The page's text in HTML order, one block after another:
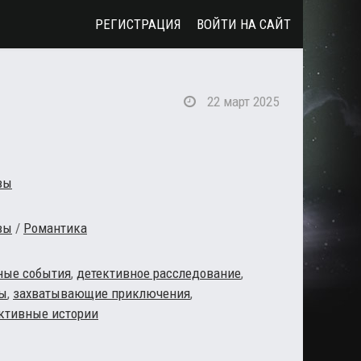
22 март 2025
/ Романтика
события, детективное расследование,
, захватывающие приключения,
истории
РЕГИСТРАЦИЯ ВОЙТИ НА САЙТ